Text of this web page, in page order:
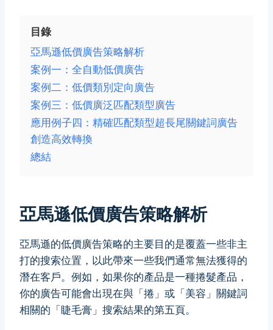
目錄
亞馬遜低價廣告策略解析
案例一：全自動低價廣告
案例二：低價類別定向廣告
案例三：低價廣泛匹配類型廣告
應用例子四：精確匹配類型超長尾關鍵詞廣告
創造高效轉換
總結
亞馬遜低價廣告策略解析
亞馬遜的低價廣告策略的主要目的是覆蓋一些非主
打的搜索位置，以此帶來一些我們通常無法獲得的
潛在客戶。例如，如果你的產品是一種捲髮產品，
你的廣告可能會出現在與「捲」或「美容」關鍵詞
相關的「睫毛膏」搜索結果的第五頁。